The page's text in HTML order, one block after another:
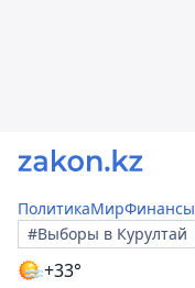
ПолитикаМирФинансы
#Выборы в Курултай
+33°